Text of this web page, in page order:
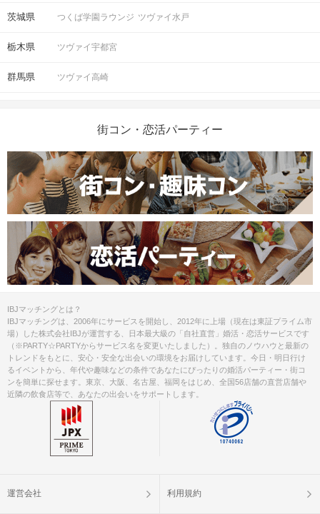
茨城県 つくば学園ラウンジ ツヴァイ水戸
栃木県 ツヴァイ宇都宮
群馬県 ツヴァイ高崎
街コン・恋活パーティー
IBJマッチングとは？
IBJマッチングは、2006年にサービスを開始し、2012年に上場（現在は東証プライム市
場）した株式会社IBJが運営する、日本最大級の「自社直営」婚活・恋活サービスです
（※PARTY☆PARTYからサービス名を変更いたしました）。独自のノウハウと最新の
トレンドをもとに、安心・安全な出会いの環境をお届けしています。今日・明日行け
るイベントから、年代や趣味などの条件であなたにぴったりの婚活パーティー・街コ
ンを簡単に探せます。東京、大阪、名古屋、福岡をはじめ、全国56店舗の直営店舗や
近隣の飲食店等で、あなたの出会いをサポートします。
運営会社 利用規約